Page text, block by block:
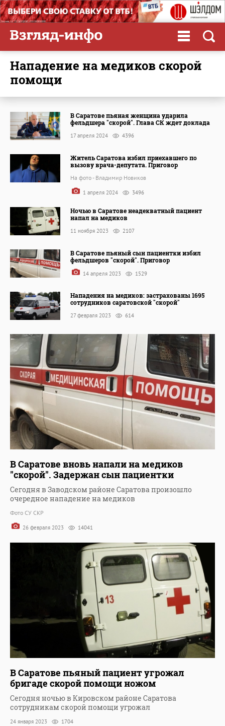
нападение на медиков скорой
помощи
В Саратове пьяная женщина ударила
фельдшера "скорой". Глава СК ждет доклада
17 апреля 2024 4396
Житель Саратова избил приехавшего по
вызову врача-депутата. Приговор
На фото - Владимир Новиков
1 апреля 2024 3496
Ночью в Саратове неадекватный пациент
напал на медиков
11 ноября 2023 2107
В Саратове пьяный сын пациентки избил
фельдшеров "скорой". Приговор
14 апреля 2023 1529
Нападения на медиков: застрахованы 1695
сотрудников саратовской "скорой"
27 февраля 2023 614
В Саратове вновь напали на медиков
"скорой". Задержан сын пациентки
Сегодня в Заводском районе Саратова произошло
очередное нападение на медиков
Фото СУ СКР
26 февраля 2023 14041
В Саратове пьяный пациент угрожал
бригаде скорой помощи ножом
Сегодня ночью в Кировском районе Саратова
сотрудникам скорой помощи угрожал
24 января 2023 1704